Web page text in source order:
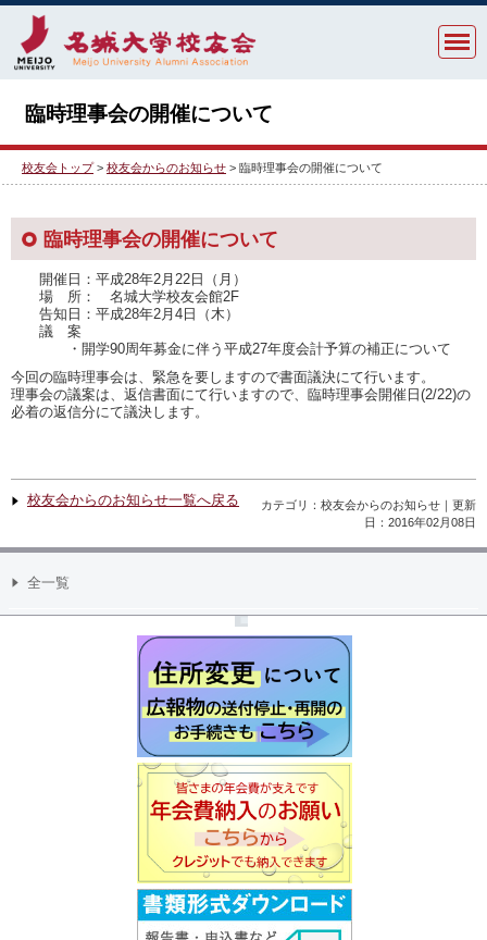
臨時理事会の開催について
校友会トップ > 校友会からのお知らせ > 臨時理事会の開催について
臨時理事会の開催について
開催日：平成28年2月22日（月）
場 所： 名城大学校友会館2F
告知日：平成28年2月4日（木）
議 案
・開学90周年募金に伴う平成27年度会計予算の補正について
今回の臨時理事会は、緊急を要しますので書面議決にて行います。
理事会の議案は、返信書面にて行いますので、臨時理事会開催日(2/22)の
必着の返信分にて議決します。
校友会からのお知らせ一覧へ戻る
カテゴリ：校友会からのお知らせ｜更新
日：2016年02月08日
全一覧